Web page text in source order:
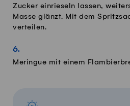
Zucker einrieseln lassen,
Masse glänzt. Mit dem
verteilen.
Meringue mit einem